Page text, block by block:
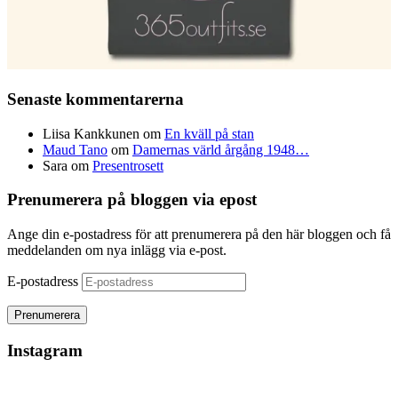
Senaste kommentarerna
Liisa Kankkunen om En kväll på stan
Maud Tano om Damernas värld årgång 1948…
Sara om Presentrosett
Prenumerera på bloggen via epost
Ange din e-postadress för att prenumerera på den här bloggen och få
meddelanden om nya inlägg via e-post.
E-postadress
Instagram